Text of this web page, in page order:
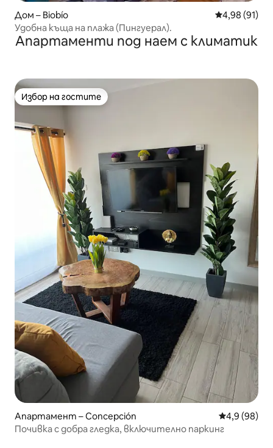
Дом – Biobío Средна
4,98 (91)
Удобна къща на плажа (Пингуерал).
Апартаменти под наем с климатик
Избор на гостите
Избор на гостите
Апартамент – Concepción Средна
4,9 (98)
Почивка с добра гледка, включително паркинг